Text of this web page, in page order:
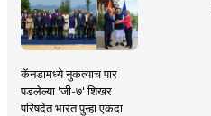
कॅनडामध्ये नुकत्याच पार
पडलेल्या 'जी-७' शिखर
परिषदेत भारत पुन्हा एकदा